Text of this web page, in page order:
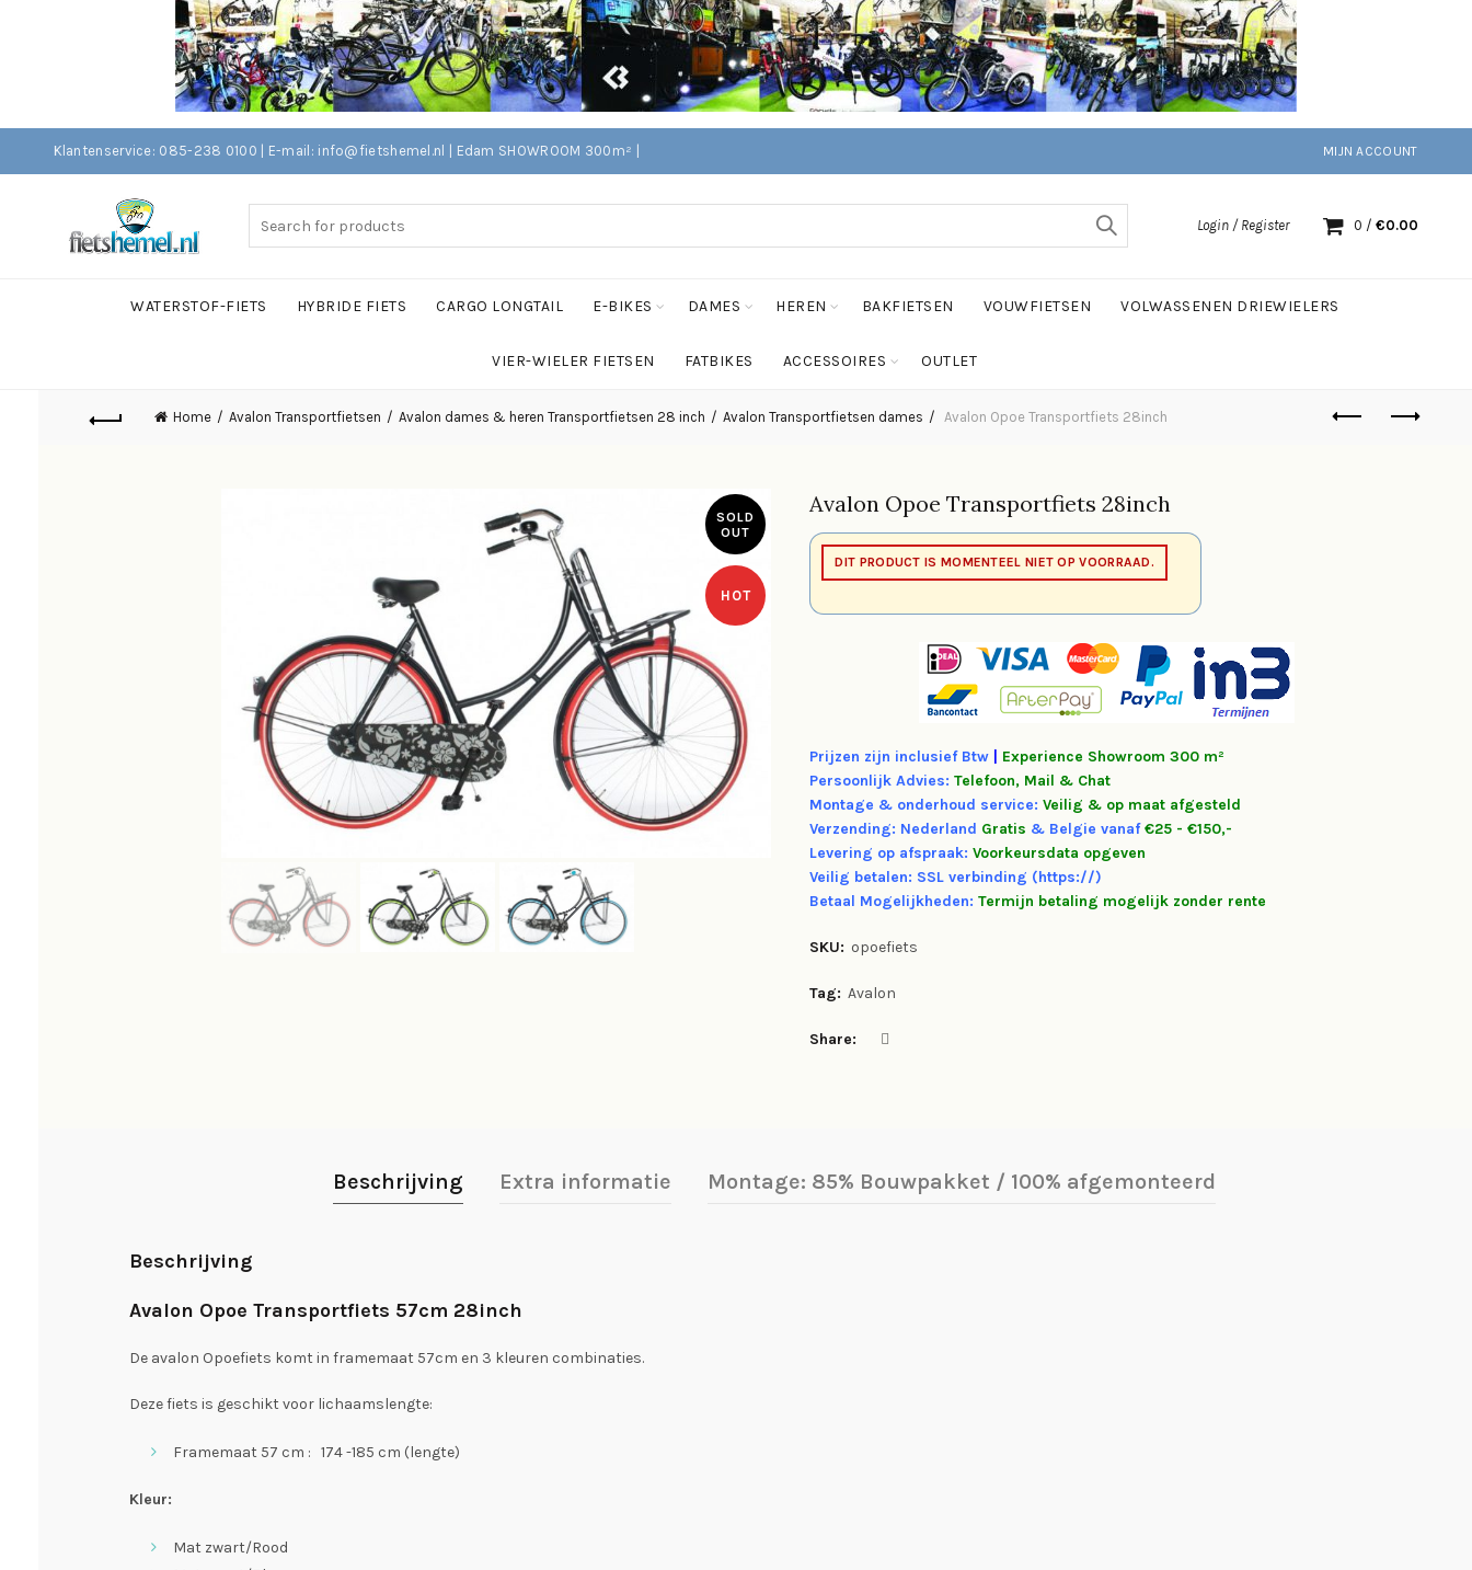
Klantenservice: 085-238 0100 | E-mail: info@fietshemel.nl | Edam SHOWROOM 300m² | MIJN ACCOUNT
Login / Register 0 / €0.00
WATERSTOF-FIETS HYBRIDE FIETS CARGO LONGTAIL E-BIKES DAMES HEREN BAKFIETSEN VOUWFIETSEN VOLWASSENEN DRIEWIELERS
VIER-WIELER FIETSEN FATBIKES ACCESSOIRES OUTLET
Home Avalon Transportfietsen Avalon dames & heren Transportfietsen 28 inch Avalon Transportfietsen dames Avalon Opoe Transportfiets 28inch
SOLD
OUT
HOT
Avalon Opoe Transportfiets 28inch
DIT PRODUCT IS MOMENTEEL NIET OP VOORRAAD.
Prijzen zijn inclusief Btw Experience Showroom 300 m²
Persoonlijk Advies: Telefoon, Mail & Chat
Montage & onderhoud service: Veilig & op maat afgesteld
Verzending: Nederland Gratis & Belgie vanaf €25 - €150,-
Levering op afspraak: Voorkeursdata opgeven
Veilig betalen: SSL verbinding (https://)
Betaal Mogelijkheden: Termijn betaling mogelijk zonder rente
SKU: opoefiets
Tag: Avalon
Share
Beschrijving Extra informatie Montage: 85% Bouwpakket / 100% afgemonteerd
Beschrijving
Avalon Opoe Transportfiets 57cm 28inch
De avalon Opoefiets komt in framemaat 57cm en 3 kleuren combinaties.
Deze fiets is geschikt voor lichaamslengte:
Framemaat 57 cm : 174 -185 cm (lengte)
Kleur:
Mat zwart/Rood